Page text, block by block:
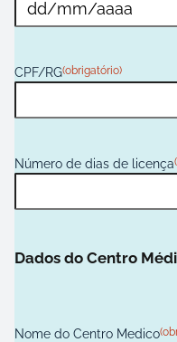
D
a
r
a
b
r
Y
CPF/RG(obrigatório)
Número de dias de licença
Dados do Centro
Nome do Centro Medico